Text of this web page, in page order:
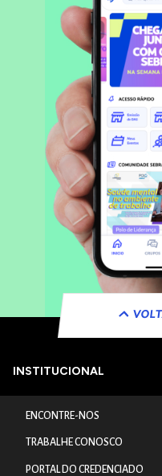
INSTITUCIONAL
ENCONTRE-NOS
TRABALHE CONOSCO
PORTAL DO CREDENCIADO